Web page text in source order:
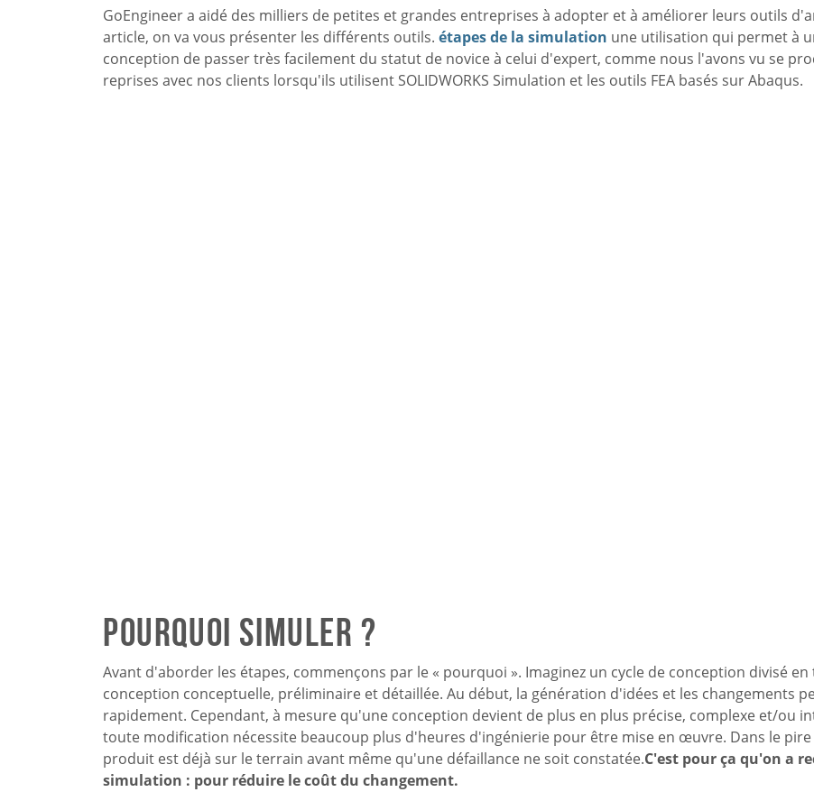
GoEngineer a aidé des milliers de petites et grandes entreprises à adopter et à améliorer leurs outils
article, on va vous présenter les différents outils. étapes de la simulation une utilisation qui permet à
conception de passer très facilement du statut de novice à celui d'expert, comme nous l'avons vu se
reprises avec nos clients lorsqu'ils utilisent SOLIDWORKS Simulation et les outils FEA basés sur Abaqus.
Pourquoi simuler ?
Avant d'aborder les étapes, commençons par le « pourquoi ». Imaginez un cycle de conception divisé en
conception conceptuelle, préliminaire et détaillée. Au début, la génération d'idées et les changements
rapidement. Cependant, à mesure qu'une conception devient de plus en plus précise, complexe et/ou
toute modification nécessite beaucoup plus d'heures d'ingénierie pour être mise en œuvre. Dans le pire
produit est déjà sur le terrain avant même qu'une défaillance ne soit constatée.C'est pour ça qu'on a
simulation : pour réduire le coût du changement.